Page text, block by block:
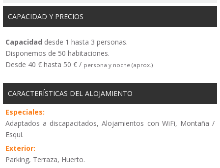
CAPACIDAD Y PRECIOS
Capacidad desde 1 hasta 3 personas.
Disponemos de 50 habitaciones.
Desde 40 € hasta 50 € / persona y noche (aprox.)
CARACTERÍSTICAS DEL ALOJAMIENTO
Especiales:
Adaptados a discapacitados, Alojamientos con WiFi, Montaña /
Esquí.
Exterior:
Parking, Terraza, Huerto.